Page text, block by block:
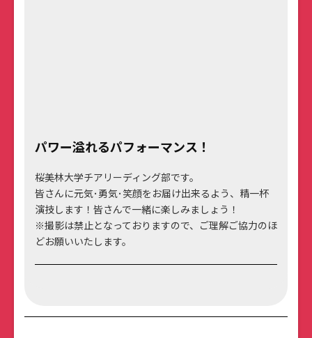
パワー溢れるパフォーマンス！
桜美林大学チアリーディング部です。
皆さんに元気･勇気･笑顔をお届け出来るよう、精一杯
演技します！皆さんで一緒に楽しみましょう！
※撮影は禁止となっておりますので、ご理解ご協力のほ
どお願いいたします。